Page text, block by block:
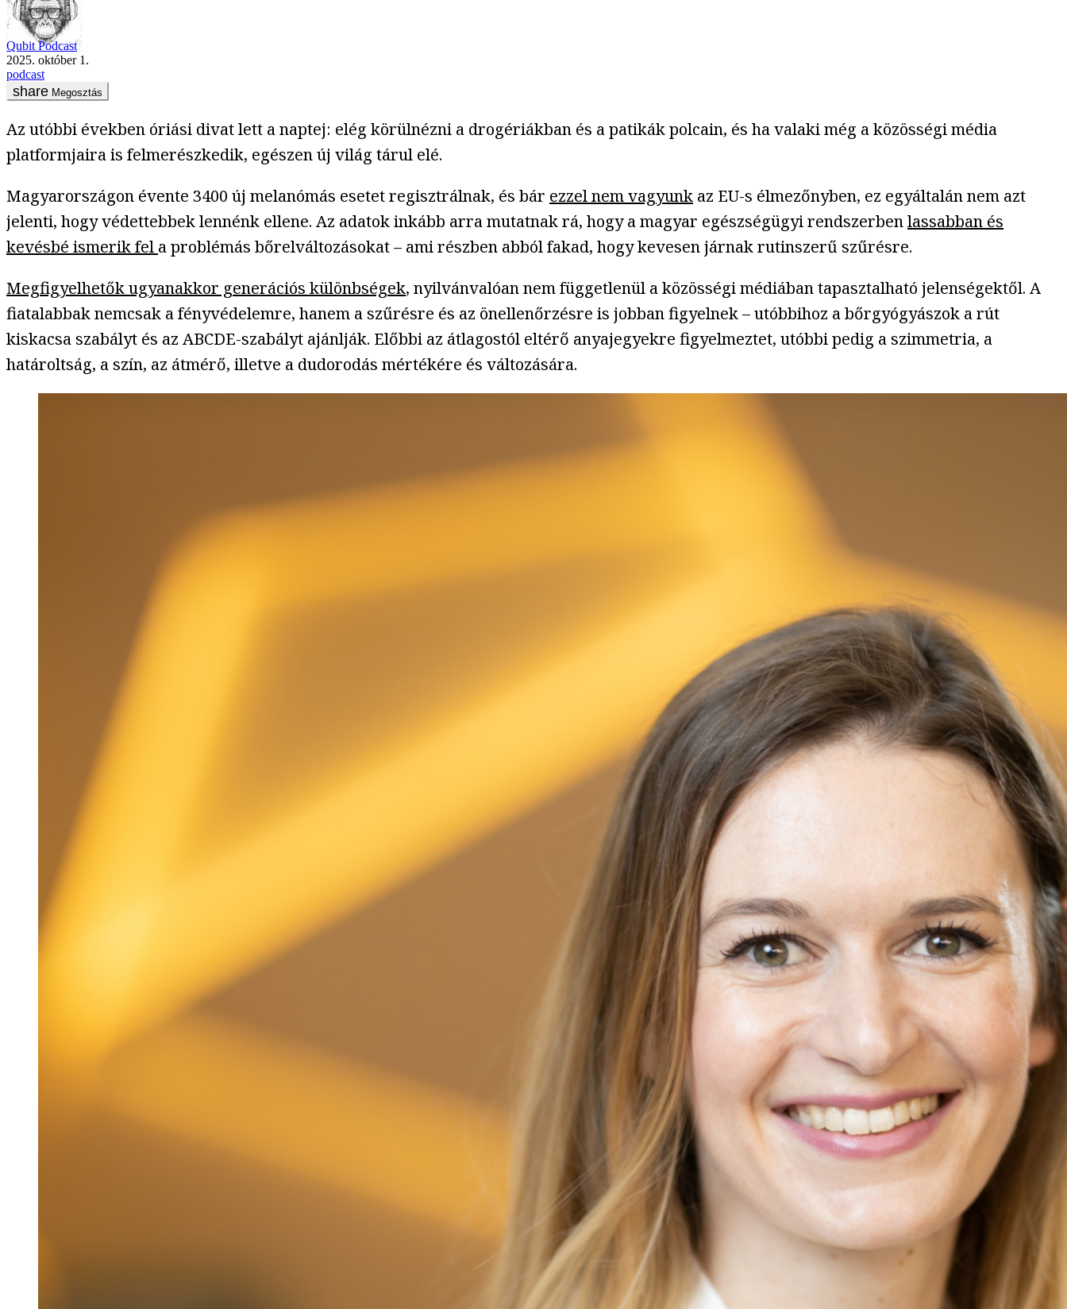
Qubit Podcast
2025. október 1.
podcast
Megosztás
Az utóbbi években óriási divat lett a naptej: elég körülnézni a drogériákban és a patikák polcain, és ha valaki még a közösségi média
platformjaira is felmerészkedik, egészen új világ tárul elé.
Magyarországon évente 3400 új melanómás esetet regisztrálnak, és bár ezzel nem vagyunk az EU-s élmezőnyben, ez egyáltalán nem azt
jelenti, hogy védettebbek lennénk ellene. Az adatok inkább arra mutatnak rá, hogy a magyar egészségügyi rendszerbenlassabban és
kevésbé ismerik fel a problémás bőrelváltozásokat – ami részben abból fakad, hogy kevesen járnak rutinszerű szűrésre.
Megfigyelhetők ugyanakkor generációs különbségek, nyilvánvalóan nem függetlenül a közösségi médiában tapasztalható jelenségektől. A
fiatalabbak nemcsak a fényvédelemre, hanem a szűrésre és az önellenőrzésre is jobban figyelnek – utóbbihoz a bőrgyógyászok a rút
kiskacsa szabályt és az ABCDE-szabályt ajánlják. Előbbi az átlagostól eltérő anyajegyekre figyelmeztet, utóbbi pedig a szimmetria, a
határoltság, a szín, az átmérő, illetve a dudorodás mértékére és változására.